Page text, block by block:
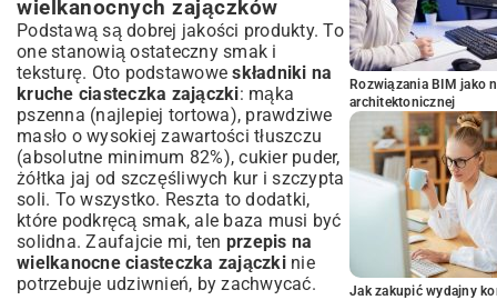
wielkanocnych zajączków
Podstawą są dobrej jakości produkty. To
one stanowią ostateczny smak i
teksturę. Oto podstawoweskładniki na
kruche ciasteczka zajączki: mąka
pszenna (najlepiej tortowa), prawdziwe
masło o wysokiej zawartości tłuszczu
(absolutne minimum 82%), cukier puder,
żółtka jaj od szczęśliwych kur i szczypta
soli. To wszystko. Reszta to dodatki,
które podkręcą smak, ale baza musi być
solidna. Zaufajcie mi, ten przepis na
wielkanocne ciasteczka zajączkinie
potrzebuje udziwnień, by zachwycać.
Rozwiązania BIM jako
architektonicznej
Jak zakupić wydajny